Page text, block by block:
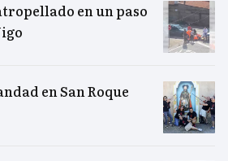
en un paso
en San Roque